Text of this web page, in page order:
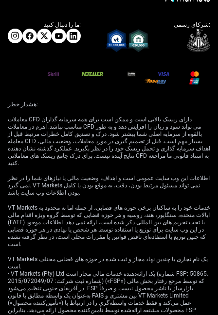
این ابزار هم «دنبال‌کننده روند» است و هم «سنجش
مومنتوم». یعنی هم جهت کلی حرکت را نشان می‌دهد و هم
قدرت آن را. رابطه بین دو میانگین متحرک قیمت یک دارایی را
اندازه می‌گیرد و نتیجه را روی نمودار رسم می‌کند تا تغییر
جهت و قدرت را سریع‌تر ببینید. «دارایی» یعنی چیزی که
MACD مخفف چیست؟
MACD مخفف Moving Average Convergence Divergence
است؛ یعنی «همگرایی/واگرایی میانگین متحرک». وقتی دو
هم نزدیک می‌شوند «همگرا» هستند. این تغییر فاصله نشان
می‌دهد سرعت حرکت قیمت بیشتر شده یا کمتر.
MACD به زبان ساده چیست؟
MACD را مثل سرعت‌سنج مومنتوم در نظر بگیرید. یک
ما را دنبال کنید: شرکای رسمی:
هشدار خطر:
معاملات CFD دارای ریسک بالایی است و ممکن است برای همه سرمایه گذاران
مناسب نباشد. اهرم در معاملات CFD می تواند سود و زیان را افزایش دهد و به طور
بالقوه از سرمایه اصلی شما بیشتر شود. درک و تصدیق کامل خطرات مرتبط قبل از
معامله CFD بسیار مهم است. قبل از تصمیم گیری در مورد معاملات، وضعیت مالی،
اهداف سرمایه گذاری و تحمل ریسک خود را در نظر بگیرید. عملکرد گذشته نشان دهنده
نتایج آینده نیست. برای درک جامع ریسک های معاملاتی CFD به اسناد قانونی ما مراجعه
کنید.
اطلاعات این وب سایت عمومی است و اهداف، وضعیت مالی یا نیازهای شما را در نظر
نمی گیرد. VT Markets نمی تواند مسئول مرتبط بودن، دقت، به موقع بودن یا کامل
بودن اطلاعات وب سایت باشد.
VT Markets خدمات خود را به ساکنان برخی حوزه های قضایی، از جمله اما نه محدود به
ایالات متحده، سنگاپور، هند، روسیه و هر حوزه قضایی که توسط گروه ویژه اقدام مالی
(FATF) یا تحت تحریم های بین المللی ذکر شده است، ارائه نمی دهد. اطلاعات موجود
در این وب سایت برای توزیع یا استفاده توسط هر شخص یا نهادی در هر حوزه قضایی
که چنین توزیع یا استفاده‌ای ناقض قوانین یا مقررات محلی است، در نظر گرفته نشده
است.
VT Markets یک نام تجاری با چندین نهاد مجاز و ثبت شده در حوزه های قضایی مختلف
است.
· VT Markets (Pty) Ltd یک ارائه‌دهنده خدمات مالی مجاز است (شماره FSP: 50865،
شماره ثبت شرکت: 2015/072049/07) («FSP») که توسط مرجع رفتار بخش مالی
در آفریقای جنوبی تنظیم می‌شود. FSP بازارساز یا ناشر محصول نیست و صرفاً
به‌عنوان یک واسطه مطابق با قانون FAIS بین مشتری و VT Markets Limited
(«تأمین‌کننده محصول») عمل می‌کند و فقط خدمات واسطه‌گری را در ارتباط با
محصولات مشتقه ارائه‌شده توسط تأمین‌کننده محصول ارائه می‌دهد. بنابراین FSP